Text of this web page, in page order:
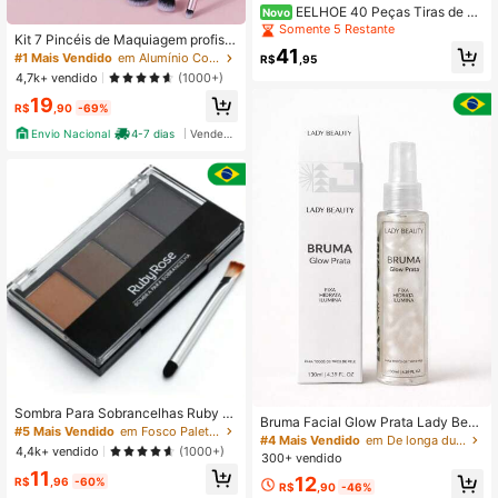
Kit 7 Pincéis de Maquiagem profissi
onal 024-142 ROSA
#1 Mais Vendido
em Alumínio Conjuntos De Pincéis
4,7k+ vendido
(1000+)
R$19 ,90 -69%
Envio Nacional
4-7 dias
Sombra Para Sobrancelhas Ruby R
ose Hb9354 Festa Junina
#5 Mais Vendido
em Fosco Paletas de sombras
4,4k+ vendido
(1000+)
R$11 ,96 -60%
Novo EELHOE 40 Peças Tiras de C
era para Depilação - Adequado par
a Todos os Tipos de Pele, Depilaçã
o Corporal Completa Conveniente,
osto, Braços, Axilas e Sobrancelha
s, Adequado para Homens e Mulher
es, Remoção Rápida e Indolor sem
Resíduos
Somente 5 Restante
R$41 ,95
Bruma Facial Glow Prata Lady Bea
uty Iluminadora Fixadora de Maquia
gem com Brilho Suave Uso Profissi
#4 Mais Vendido
em De longa duração Spray de fixação
300+ vendido
R$12,90 -46%